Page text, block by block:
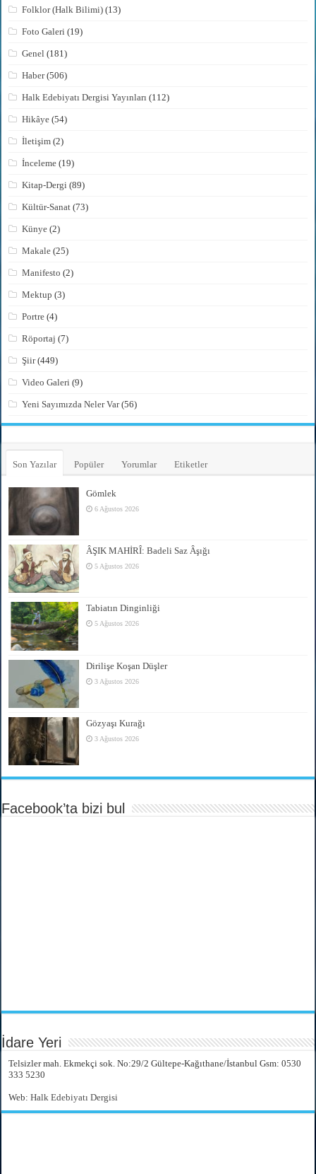
Folklor (Halk Bilimi) (13)
Foto Galeri (19)
Genel (181)
Haber(506)
Halk Edebiyatı Dergisi Yayınları (112)
Hikâye (54)
İletişim (2)
İnceleme (19)
Kitap-Dergi (89)
Kültür-Sanat (73)
Künye (2)
Makale (25)
Manifesto (2)
Mektup (3)
Portre (4)
Röportaj (7)
Şiir(449)
Video Galeri (9)
Yeni Sayımızda Neler Var(56)
Son Yazılar Popüler Yorumlar Etiketler
Gömlek
6 Ağustos 2026
ÂŞIK MAHİRÎ: Badeli Saz Âşığı
5 Ağustos 2026
Tabiatın Dinginliği
5 Ağustos 2026
Dirilişe Koşan Düşler
3 Ağustos 2026
Gözyaşı Kurağı
3 Ağustos 2026
Facebook’ta bizi bul
İdare Yeri
Telsizler mah. Ekmekçi sok. No:29/2 Gültepe-Kağıthane/İstanbul Gsm: 0530
333 5230
Web:Halk Edebiyatı Dergisi